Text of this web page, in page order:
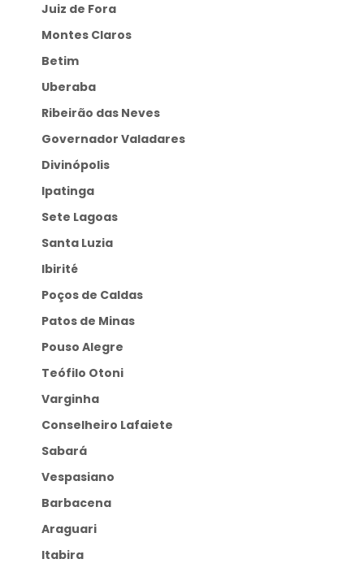
Juiz de Fora
Montes Claros
Betim
Uberaba
Ribeirão das Neves
Governador Valadares
Divinópolis
Ipatinga
Sete Lagoas
Santa Luzia
Ibirité
Poços de Caldas
Patos de Minas
Pouso Alegre
Teófilo Otoni
Varginha
Conselheiro Lafaiete
Sabará
Vespasiano
Barbacena
Araguari
Itabira